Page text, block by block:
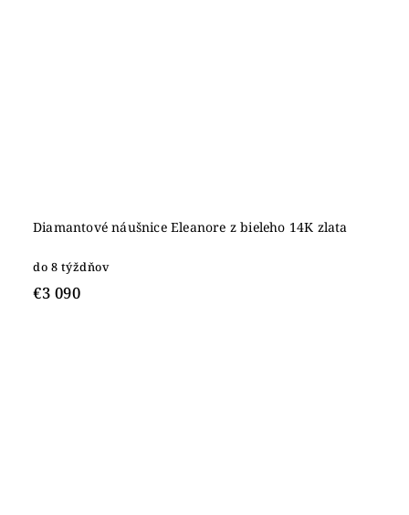
Diamantové náušnice Eleanore z bieleho 14K zlata
do 8 týždňov
€3 090